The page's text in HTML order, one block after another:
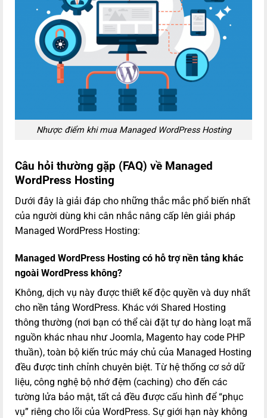
Nhược điểm khi mua Managed WordPress Hosting
Câu hỏi thường gặp (FAQ) về Managed
WordPress Hosting
Dưới đây là giải đáp cho những thắc mắc phổ biến nhất
của người dùng khi cân nhắc nâng cấp lên giải pháp
Managed WordPress Hosting:
Managed WordPress Hosting có hỗ trợ nền tảng khác
ngoài WordPress không?
Không, dịch vụ này được thiết kế độc quyền và duy nhất
cho nền tảng WordPress. Khác với Shared Hosting
thông thường (nơi bạn có thể cài đặt tự do hàng loạt mã
nguồn khác nhau như Joomla, Magento hay code PHP
thuần), toàn bộ kiến trúc máy chủ của Managed Hosting
đều được tinh chỉnh chuyên biệt. Từ hệ thống cơ sở dữ
liệu, công nghệ bộ nhớ đệm (caching) cho đến các
tường lửa bảo mật, tất cả đều được cấu hình để “phục
vụ” riêng cho lõi của WordPress. Sự giới hạn này không